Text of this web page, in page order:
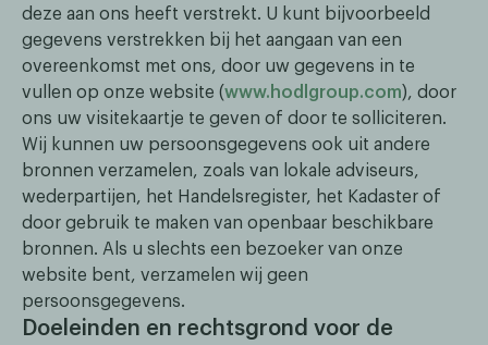
deze aan ons heeft verstrekt. U kunt bijvoorbeeld
gegevens verstrekken bij het aangaan van een
overeenkomst met ons, door uw gegevens in te
vullen op onze website (www.hodlgroup.com), door
ons uw visitekaartje te geven of door te solliciteren.
Wij kunnen uw persoonsgegevens ook uit andere
bronnen verzamelen, zoals van lokale adviseurs,
wederpartijen, het Handelsregister, het Kadaster of
door gebruik te maken van openbaar beschikbare
bronnen. Als u slechts een bezoeker van onze
website bent, verzamelen wij geen
persoonsgegevens.
Doeleinden en rechtsgrond voor de